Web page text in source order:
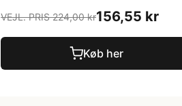
VEJL. PRIS 224,00 kr156,55 kr
Køb her